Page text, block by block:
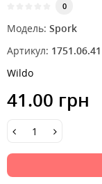
0
Модель: Spork
Артикул: 1751.06.41
Wildo
41.00 грн